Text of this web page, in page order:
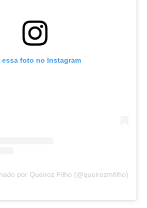
essa foto no Instagram
por Queiroz Filho (@queirozmfilho)